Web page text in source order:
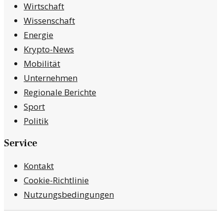
Wirtschaft
Wissenschaft
Energie
Krypto-News
Mobilität
Unternehmen
Regionale Berichte
Sport
Politik
Service
Kontakt
Cookie-Richtlinie
Nutzungsbedingungen